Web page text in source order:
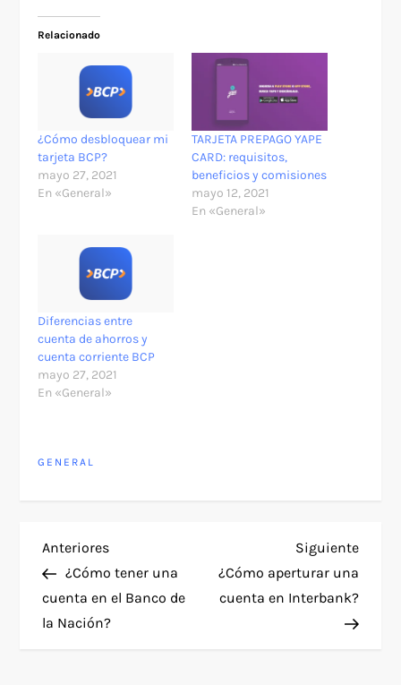
Relacionado
¿Cómo desbloquear mi
tarjeta BCP?
mayo 27, 2021
En «General»
TARJETA PREPAGO YAPE
CARD: requisitos,
beneficios y comisiones
mayo 12, 2021
En «General»
Diferencias entre
cuenta de ahorros y
cuenta corriente BCP
mayo 27, 2021
En «General»
GENERAL
N
a
v
Entrada
anterior
Anteriores
¿Cómo tener una
cuenta en el Banco de
la Nación?
Siguiente
¿Cómo aperturar una
cuenta en Interbank?